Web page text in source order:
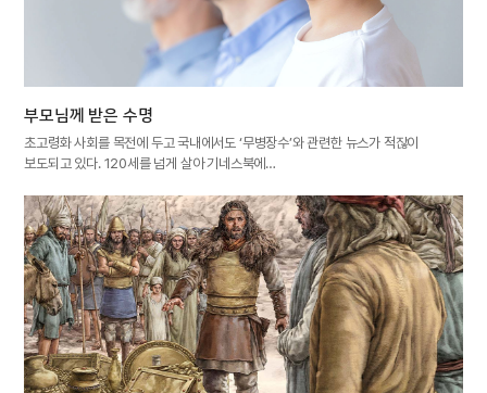
부모님께 받은 수명
초고령화 사회를 목전에 두고 국내에서도 ‘무병장수’와 관련한 뉴스가 적잖이
보도되고 있다. 120세를 넘게 살아 기네스북에…